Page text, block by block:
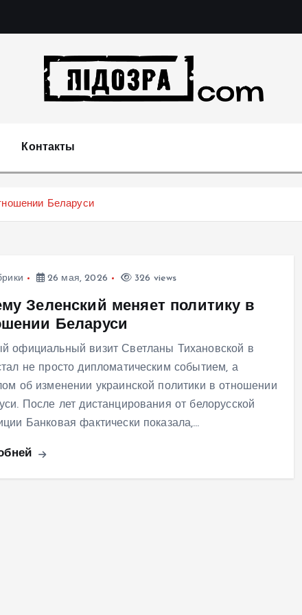
Контакты
Беларуси
26 мая, 2026 326 views
Зеленский меняет политику в
Беларуси
официальный визит Светланы Тихановской в
не просто дипломатическим событием, а
об изменении украинской политики в отношении
После лет дистанцирования от белорусской
Банковая фактически показала,…